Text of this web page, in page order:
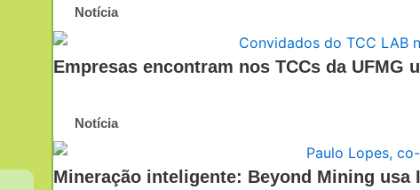
Notícia
Empresas encontram nos TCCs da
Notícia
Mineração inteligente: Beyond Mining